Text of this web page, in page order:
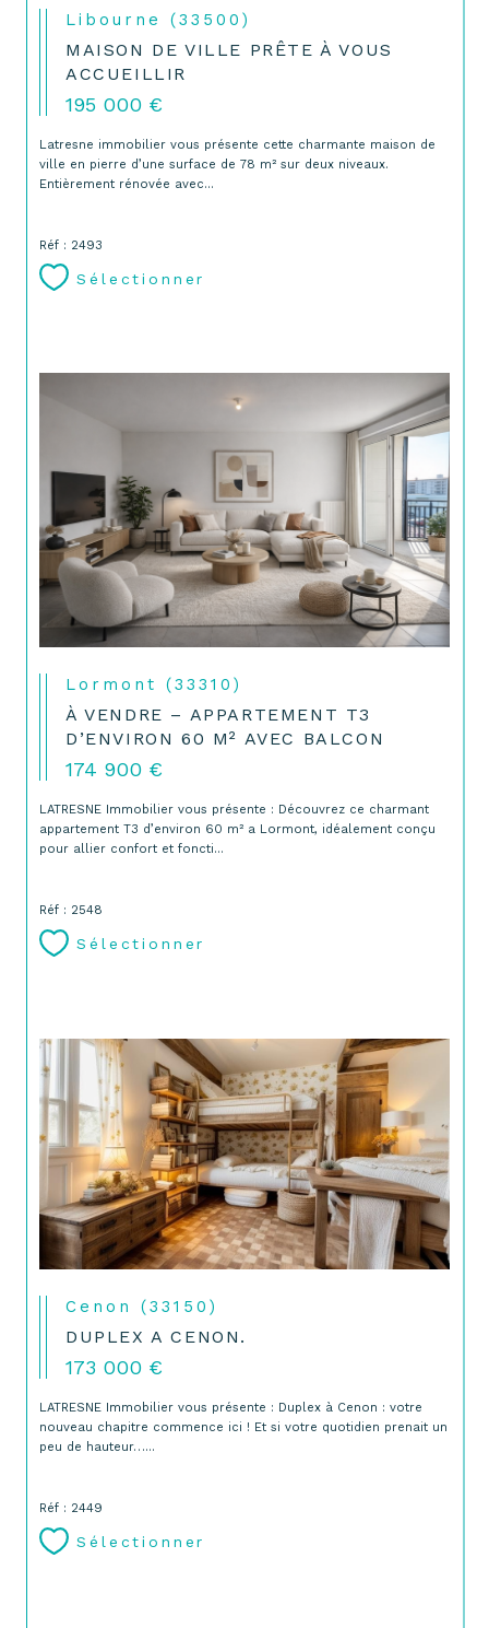
Libourne (33500)
MAISON DE VILLE PRÊTE À VOUS
ACCUEILLIR
195 000 €
Latresne immobilier vous présente cette charmante maison de
ville en pierre d’une surface de 78 m² sur deux niveaux.
Entièrement rénovée avec...
Réf : 2493
Sélectionner
Lormont (33310)
À VENDRE – APPARTEMENT T3
D’ENVIRON 60 M² AVEC BALCON
174 900 €
LATRESNE Immobilier vous présente : Découvrez ce charmant
appartement T3 d’environ 60 m² a Lormont, idéalement conçu
pour allier confort et foncti...
Réf : 2548
Sélectionner
Cenon (33150)
DUPLEX A CENON.
173 000 €
LATRESNE Immobilier vous présente : Duplex à Cenon : votre
nouveau chapitre commence ici ! Et si votre quotidien prenait un
peu de hauteur…...
Réf : 2449
Sélectionner